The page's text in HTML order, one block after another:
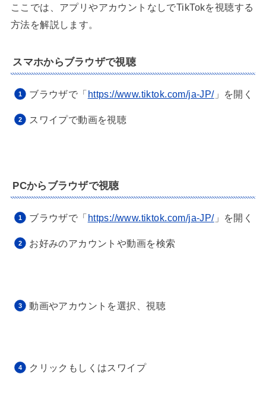
ここでは、アプリやアカウントなしでTikTokを視聴する
方法を解説します。
スマホからブラウザで視聴
ブラウザで「https://www.tiktok.com/ja-JP/」を開く
スワイプで動画を視聴
PCからブラウザで視聴
ブラウザで「https://www.tiktok.com/ja-JP/」を開く
お好みのアカウントや動画を検索
動画やアカウントを選択、視聴
クリックもしくはスワイプ